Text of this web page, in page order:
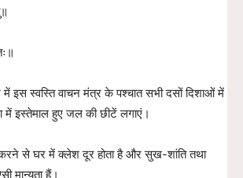
में इस स्वस्ति वाचन मंत्र के पश्चात सभी दसों दिशाओं में
में इस्तेमाल हुए जल की छीटें लगाएं।
से घर में क्लेश दूर होता है और सुख-शांति तथा
मान्यता हैं।